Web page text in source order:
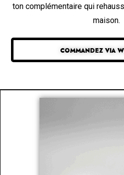
ton complémentaire qui
maison.
COMMANDEZ VIA